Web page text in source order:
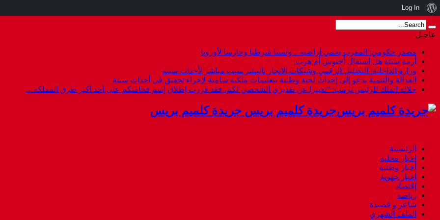
عاجـل
مصدر حكومي: المغرب يحمي أراضيه .. ولسنا شرطيا وحارسا لأوروبا
أزمة سبتة هل استقال أخنوش أم هرب.
وزارة الداخلية: التضليل الرقمي وشبكات الاتجار بالبشر سبب مباشر لأحداث سبتة
العدالة والتنمية يدعو إلى إحداث لجنة وطنية بتعليمات ملكية سامية لإجراء تحقيق في أحداث سبتة
جلالة الملك للرئيس ترمب: “تعبيرا عن تقديري الشخصي لكم، فقد قررت إطلاق إسم فخامتكم على أحد أكبر طرق المملكة…
جريدة كلميم بريس جريدة كلميم بريس
الرئيسية
اخبار محلية
أخبار وطنية
أخبار جهوية
إقتصاد
رياضة
شاعر و قصيدة
الملف الشهري
نبذة
عن
ووردبريس
Log In